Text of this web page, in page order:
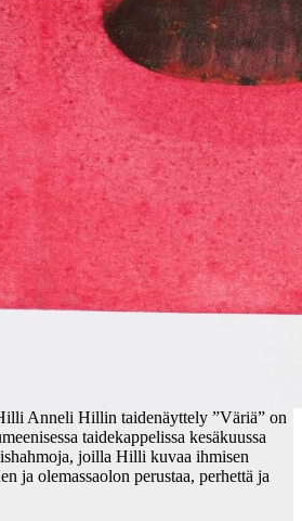
Anneli Hillin taidenäyttely ”Väriä” on
taidekappelissa kesäkuussa
joilla Hilli kuvaa ihmisen
ja olemassaolon perustaa, perhettä ja